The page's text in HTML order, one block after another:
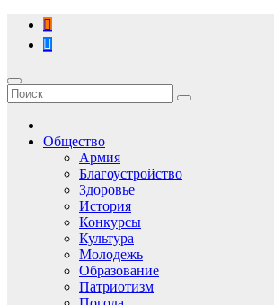
Перейти
содержимому
Общество
Армия
Благоустройство
Здоровье
История
Конкурсы
Культура
Молодежь
Образование
Патриотизм